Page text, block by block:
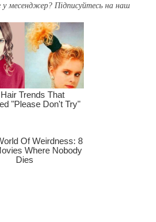
месенджер? Підписуйтесь на наш